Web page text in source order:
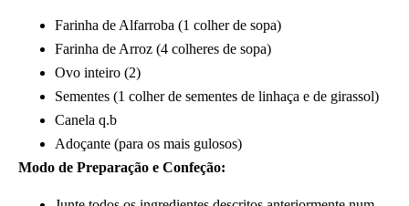
Farinha de Alfarroba (1 colher de sopa)
Farinha de Arroz (4 colheres de sopa)
Ovo inteiro (2)
Sementes (1 colher de sementes de linhaça e de girassol)
Canela q.b
Adoçante (para os mais gulosos)
Modo de Preparação e Confeção: